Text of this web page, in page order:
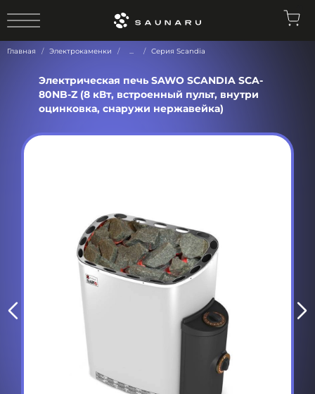
Главная Электрокаменки ... Серия Scandia
Электрическая печь SAWO SCANDIA SCA-
80NB-Z (8 кВт, встроенный пульт, внутри
оцинковка, снаружи нержавейка)